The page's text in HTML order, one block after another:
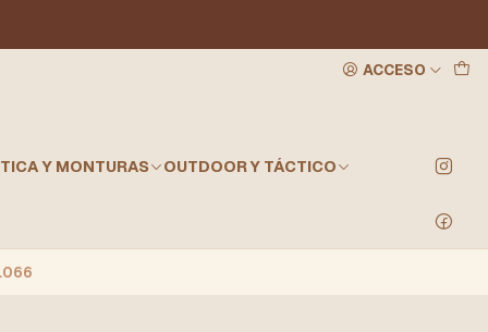
ACCESO
Y MONTURAS OUTDOOR Y TÁCTICO